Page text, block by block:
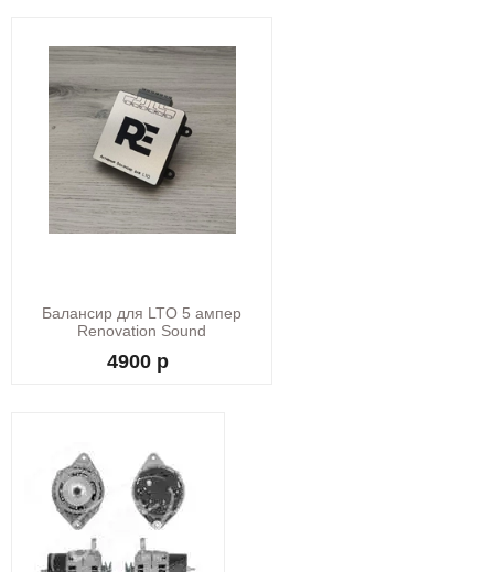
Балансир для LTO 5 ампер
Renovation Sound
4900 р